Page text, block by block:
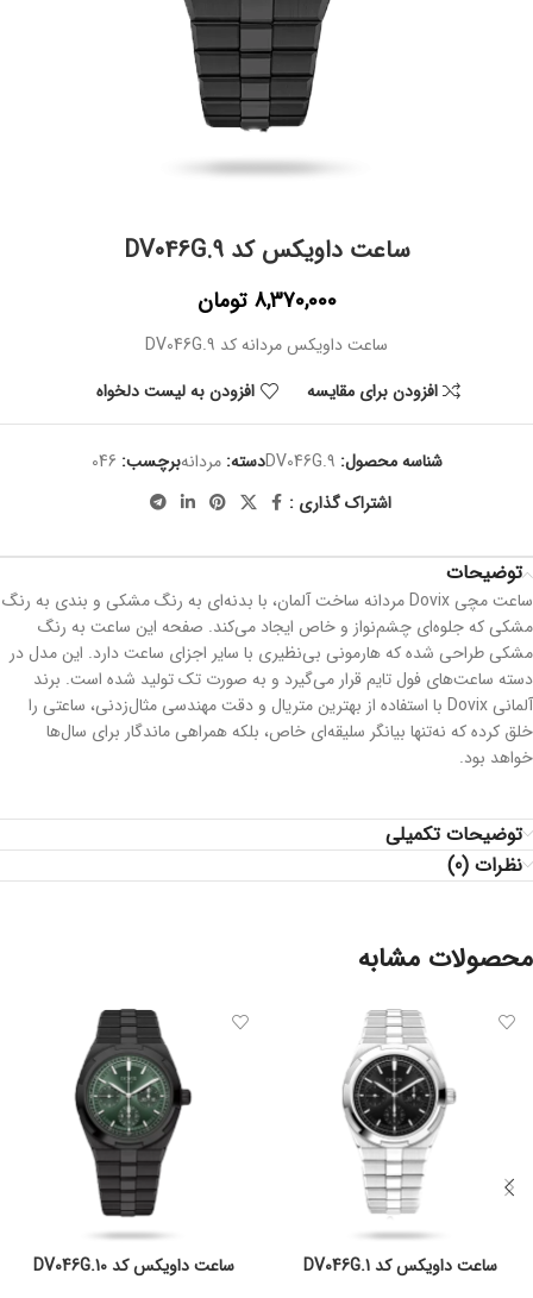
ساعت داویکس کد DV046G.9
8,370,000 تومان
ساعت داویکس مردانه کد DV046G.9
افزودن برای مقایسه
افزودن به لیست دلخواه
شناسه محصول: DV046G.9دسته: مردانهبرچسب: 046
اشتراک گذاری :
توضیحات
ساعت مچی Dovix مردانه ساخت آلمان، با بدنه‌ای به رنگ مشکی و بندی به رنگ
مشکی که جلوه‌ای چشم‌نواز و خاص ایجاد می‌کند. صفحه این ساعت به رنگ
مشکی طراحی شده که هارمونی بی‌نظیری با سایر اجزای ساعت دارد. این مدل در
دسته ساعت‌های فول تایم قرار می‌گیرد و به صورت تک تولید شده است. برند
آلمانی Dovix با استفاده از بهترین متریال و دقت مهندسی مثال‌زدنی، ساعتی را
خلق کرده که نه‌تنها بیانگر سلیقه‌ای خاص، بلکه همراهی ماندگار برای سال‌ها
خواهد بود.
توضیحات تکمیلی
نظرات (0)
محصولات مشابه
ساعت داویکس کد DV046G.1
ساعت داویکس کد DV046G.10